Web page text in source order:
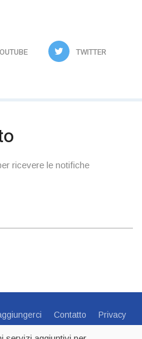
TWITTER
ricevere le notifiche
Contatto
Privacy